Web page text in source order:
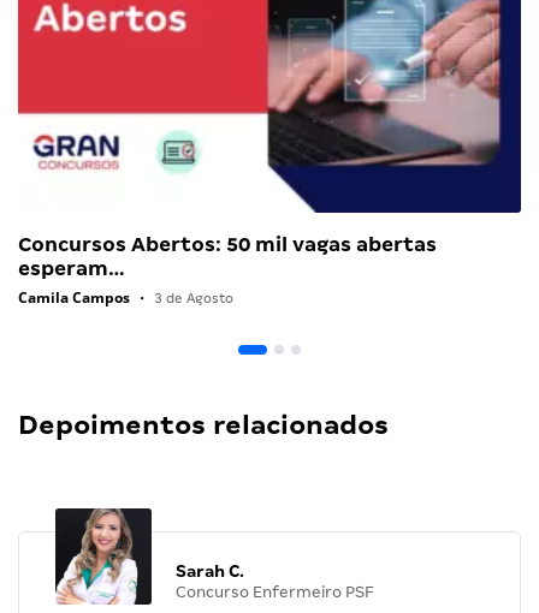
Concursos Abertos: 50 mil vagas abertas
esperam…
Camila Campos • 3 de Agosto
Depoimentos relacionados
Sarah C.
Concurso Enfermeiro PSF